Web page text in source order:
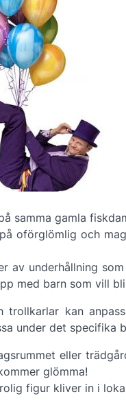
samma gamla
oförglömlig och
av underhållning
med barn som vill
trollkarlar kan
under det specifika
eller
glömma!
figur kliver in i